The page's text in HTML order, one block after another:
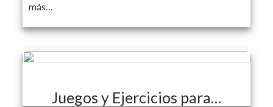
más…
Juegos y Ejercicios para…